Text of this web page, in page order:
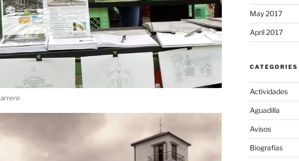
May 2017
April 2017
CATEGORIES
Actividades
Aguadilla
Avisos
Biografías